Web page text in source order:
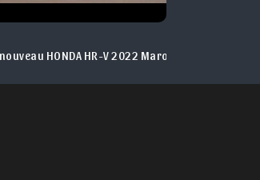
HONDA HR-V 2022 Maroc